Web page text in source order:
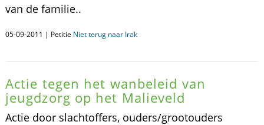
van de familie..
05-09-2011 | Petitie Niet terug naar Irak
Actie tegen het wanbeleid van
jeugdzorg op het Malieveld
Actie door slachtoffers, ouders/grootouders